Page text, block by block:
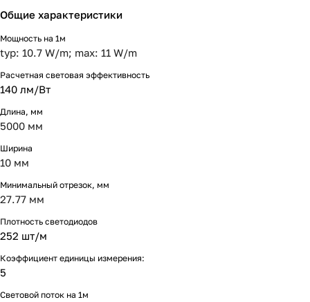
Общие характеристики
Мощность на 1м
typ: 10.7 W/m; max: 11 W/m
Расчетная световая эффективность
140 лм/Вт
Длина, мм
5000 мм
Ширина
10 мм
Минимальный отрезок, мм
27.77 мм
Плотность светодиодов
252 шт/м
Коэффициент единицы измерения:
5
Световой поток на 1м